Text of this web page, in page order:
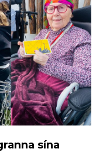
sína